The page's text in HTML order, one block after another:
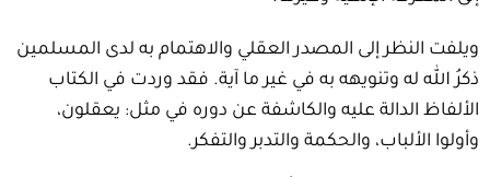
ويلفت النظر إلى المصدر العقلي والاهتمام به لدى المسلمين
ذكرُ الله له وتنويهه به في غير ما آية. فقد وردت في الكتاب
الألفاظ الدالة عليه والكاشفة عن دوره في مثل: يعقلون،
وأولوا الألباب، والحكمة والتدبر والتفكر.